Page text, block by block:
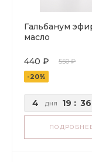
Гальбанум
масло
440 ₽
550 ₽
-20%
4 дня 19 : 36